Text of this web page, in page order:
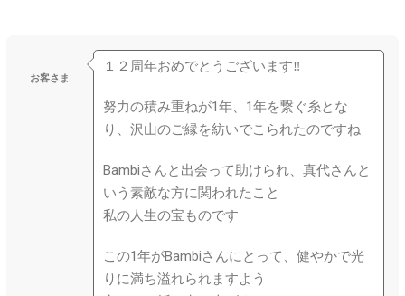
お客さま
１２周年おめでとうございます‼️
努力の積み重ねが1年、1年を繋ぐ糸とな
り、沢山のご縁を紡いでこられたのですね
Bambiさんと出会って助けられ、真代さんと
いう素敵な方に関われたこと
私の人生の宝ものです
この1年がBambiさんにとって、健やかで光
りに満ち溢れられますよう